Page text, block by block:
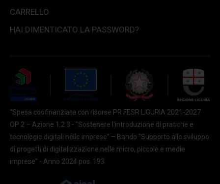
CARRELLO
HAI DIMENTICATO LA PASSWORD?
“Spesa coofinanziata con risorse PR FESR LIGURIA 2021-2027
OP 2 – Azione 1.2.3 - "Sostenere l'introduzione di pratiche e
tecnologie digitali nelle imprese” – Bando “Supporto allo sviluppo
di progetti di digitalizzazione nelle micro, piccole e medie
imprese” - Anno 2024 pos. 193